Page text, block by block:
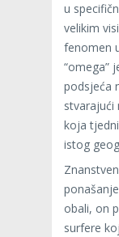
u
velikim
fenomen
“omega”
podsjeća
stvarajući
koja
istog
obali, on
surfere